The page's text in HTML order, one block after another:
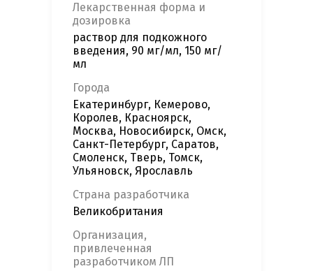
Лекарственная форма и
дозировка
раствор для подкожного
введения, 90 мг/мл, 150 мг/
мл
Города
Екатеринбург, Кемерово,
Королев, Красноярск,
Москва, Новосибирск, Омск,
Санкт-Петербург, Саратов,
Смоленск, Тверь, Томск,
Ульяновск, Ярославль
Страна разработчика
Великобритания
Организация,
привлеченная
разработчиком ЛП